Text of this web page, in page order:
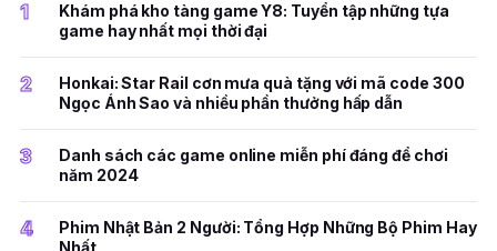
1
Khám phá kho tàng game Y8: Tuyển tập những tựa
game hay nhất mọi thời đại
2
Honkai: Star Rail cơn mưa quà tặng với mã code 300
Ngọc Ánh Sao và nhiều phần thưởng hấp dẫn
3
Danh sách các game online miễn phí đáng để chơi
năm 2024
4
Phim Nhật Bản 2 Người: Tổng Hợp Những Bộ Phim Hay